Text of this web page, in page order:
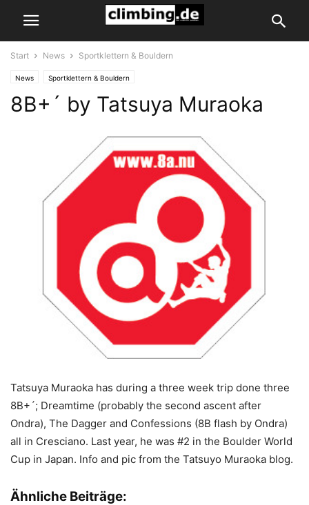
Start News Sportklettern & Bouldern
News Sportklettern & Bouldern
8B+´ by Tatsuya Muraoka
Tatsuya Muraoka has during a three week trip done three
8B+´; Dreamtime (probably the second ascent after
Ondra), The Dagger and Confessions (8B flash by Ondra)
all in Cresciano. Last year, he was #2 in the Boulder World
Cup in Japan. Info and pic from the Tatsuyo Muraoka blog.
Ähnliche Beiträge: